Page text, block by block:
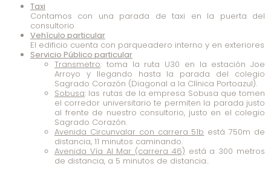
Taxi
Contamos con una parada de taxi en la puerta del
consultorio
Vehículo particular
El edificio cuenta con parqueadero interno y en exteriores
Servicio Público particular
Transmetro: toma la ruta U30 en la estación Joe
Arroyo y llegando hasta la parada del colegio
Sagrado Corazón (Diagonal a la Clínica Portoazul).
Sobusa: las rutas de la empresa Sobusa que tomen
el corredor universitario te permiten la parada justo
al frente de nuestro consultorio, justo en el colegio
Sagrado Corazón.
Avenida Circunvalar con carrera 51b está 750m de
distancia, 11 minutos caminando.
Avenida Vía Al Mar (carrera 46) está a 300 metros
de distancia, a 5 minutos de distancia..